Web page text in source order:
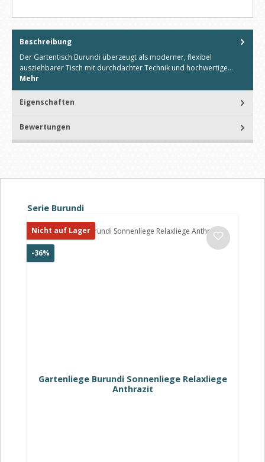
Beschreibung
Der Gartentisch Burundi überzeugt als moderner, flexibel
ausziehbarer Tisch mit durchdachter Technik und hochwertige…
Mehr
Eigenschaften
Bewertungen
Produktgalerie überspringen
Serie Burundi
Nicht auf Lager
-36%
Gartenliege Burundi Sonnenliege Relaxliege
Anthrazit